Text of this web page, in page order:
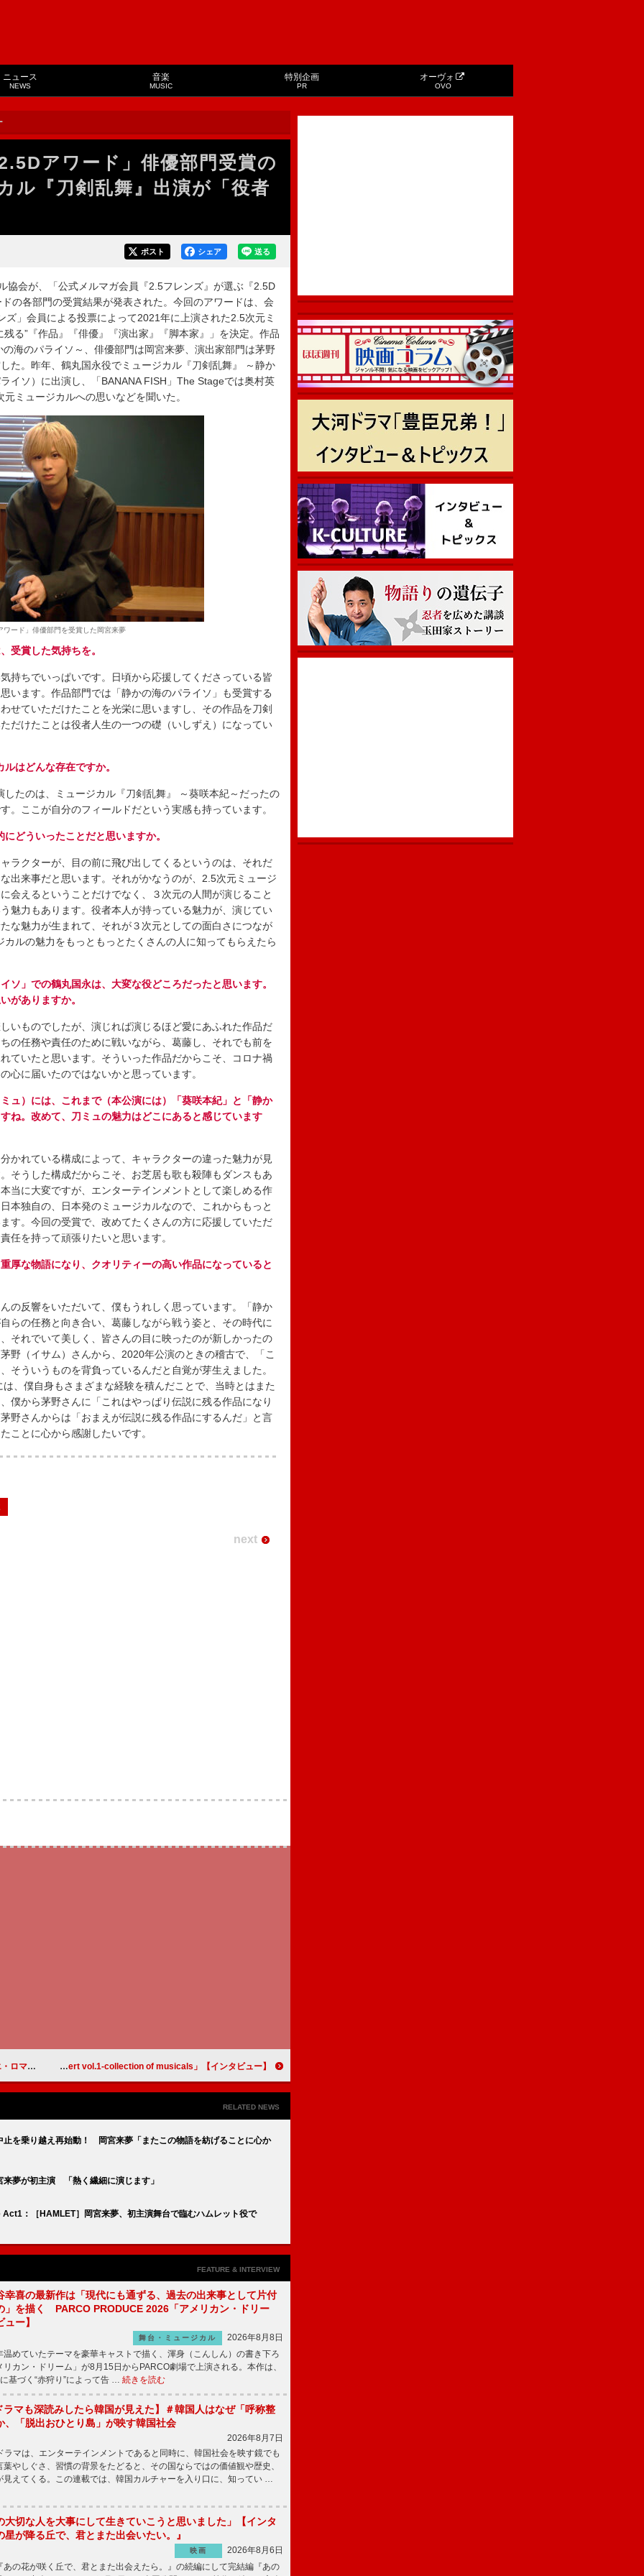
ニュース
NEWS
音楽
MUSIC
特別企画
PR
オーヴォ
OVO
アワード」俳優部門受賞の
『刀剣乱舞』出演が「役者
送る
シェア
ポスト
会が、「公式メルマガ会員『2.5フレンズ』が選ぶ『2.5D
の各部門の受賞結果が発表された。今回のアワードは、会
」会員による投票によって2021年に上演された2.5次元ミ
る”『作品』『俳優』『演出家』『脚本家』」を決定。作品
海のパライソ～、俳優部門は岡宮来夢、演出家部門は茅野
た。昨年、鶴丸国永役でミュージカル『刀剣乱舞』 ～静か
イソ）に出演し、「BANANA FISH」The Stageでは奥村英
ミュージカルへの思いなどを聞いた。
ワード」俳優部門を受賞した岡宮来夢
受賞した気持ちを。
ちでいっぱいです。日頃から応援してくださっている皆
います。作品部門では「静かの海のパライソ」も受賞する
せていただけたことを光栄に思いますし、その作品を刀剣
だけたことは役者人生の一つの礎（いしずえ）になってい
はどんな存在ですか。
たのは、ミュージカル『刀剣乱舞』 ～葵咲本紀～だったの
。ここが自分のフィールドだという実感も持っています。
どういったことだと思いますか。
クターが、目の前に飛び出してくるというのは、それだ
出来事だと思います。それがかなうのが、2.5次元ミュージ
会えるということだけでなく、３次元の人間が演じること
魅力もあります。役者本人が持っている魅力が、演じてい
な魅力が生まれて、それが３次元としての面白さにつなが
ルの魅力をもっともっとたくさんの人に知ってもらえたら
ソ」での鶴丸国永は、大変な役どころだったと思います。
がありますか。
ものでしたが、演じれば演じるほど愛にあふれた作品だ
の任務や責任のために戦いながら、葛藤し、それでも前を
ていたと思います。そういった作品だからこそ、コロナ禍
心に届いたのではないかと思っています。
ュ）には、これまで（本公演には）「葵咲本紀」と「静か
ね。改めて、刀ミュの魅力はどこにあると感じています
れている構成によって、キャラクターの違った魅力が見
そうした構成だからこそ、お芝居も歌も殺陣もダンスもあ
当に大変ですが、エンターテインメントとして楽しめる作
本独自の、日本発のミュージカルなので、これからもっと
す。今回の受賞で、改めてたくさんの方に応援していただ
任を持って頑張りたいと思います。
厚な物語になり、クオリティーの高い作品になっていると
反響をいただいて、僕もうれしく思っています。「静か
らの任務と向き合い、葛藤しながら戦う姿と、その時代に
それでいて美しく、皆さんの目に映ったのが新しかったの
野（イサム）さんから、2020年公演のときの稽古で、「こ
そういうものを背負っているんだと自覚が芽生えました。
、僕自身もさまざまな経験を積んだことで、当時とはまた
僕から茅野さんに「これはやっぱり伝説に残る作品になり
野さんからは「おまえが伝説に残る作品にするんだ」と言
ことに心から感謝したいです。
next
ただける作品」 【インタビュー】「古川雄大The Greatest Concert vol.1-collection of musicals-」「『古川雄大の歴史』が感じられる」初のミュージカルコンサート開催
RELATED NEWS
止を乗り越え再始動！ 岡宮来夢「またこの物語を紡げることに心か
夢が初主演 「熱く繊細に演じます」
：［HAMLET］岡宮来夢、初主演舞台で臨むハムレット役で
FEATURE & INTERVIEW
幸喜の最新作は「現代にも通ずる、過去の出来事として片付
」を描く PARCO PRODUCE 2026「アメリカン・ドリー
ー】
舞台・ミュージカル
2026年8月8日
めていたテーマを豪華キャストで描く、渾身（こんしん）の書き下ろ
カン・ドリーム」が8月15日からPARCO劇場で上演される。本作は、
基づく“赤狩り”によって告 … 続きを読む
マも深読みしたら韓国が見えた】＃韓国人はなぜ「呼称整
、「脱出おひとり島」が映す韓国社会
2026年8月7日
マは、エンターテインメントであると同時に、韓国社会を映す鏡でも
やしぐさ、習慣の背景をたどると、その国ならではの価値観や歴史、
見えてくる。この連載では、韓国カルチャーを入り口に、知ってい …
大切な人を大事にして生きていこうと思いました」【インタ
星が降る丘で、君とまた出会いたい。』
映画
2026年8月6日
の花が咲く丘で、君とまた出会えたら。』の続編にして完結編『あの